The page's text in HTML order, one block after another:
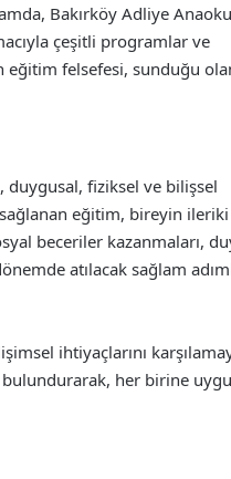
Bakırköy Adliye
çeşitli programlar ve
eğitim felsefesi, sunduğu
duygusal, fiziksel ve bilişsel
eğitim, bireyin ileriki
beceriler kazanmaları,
atılacak sağlam
ihtiyaçlarını
bulundurarak, her birine